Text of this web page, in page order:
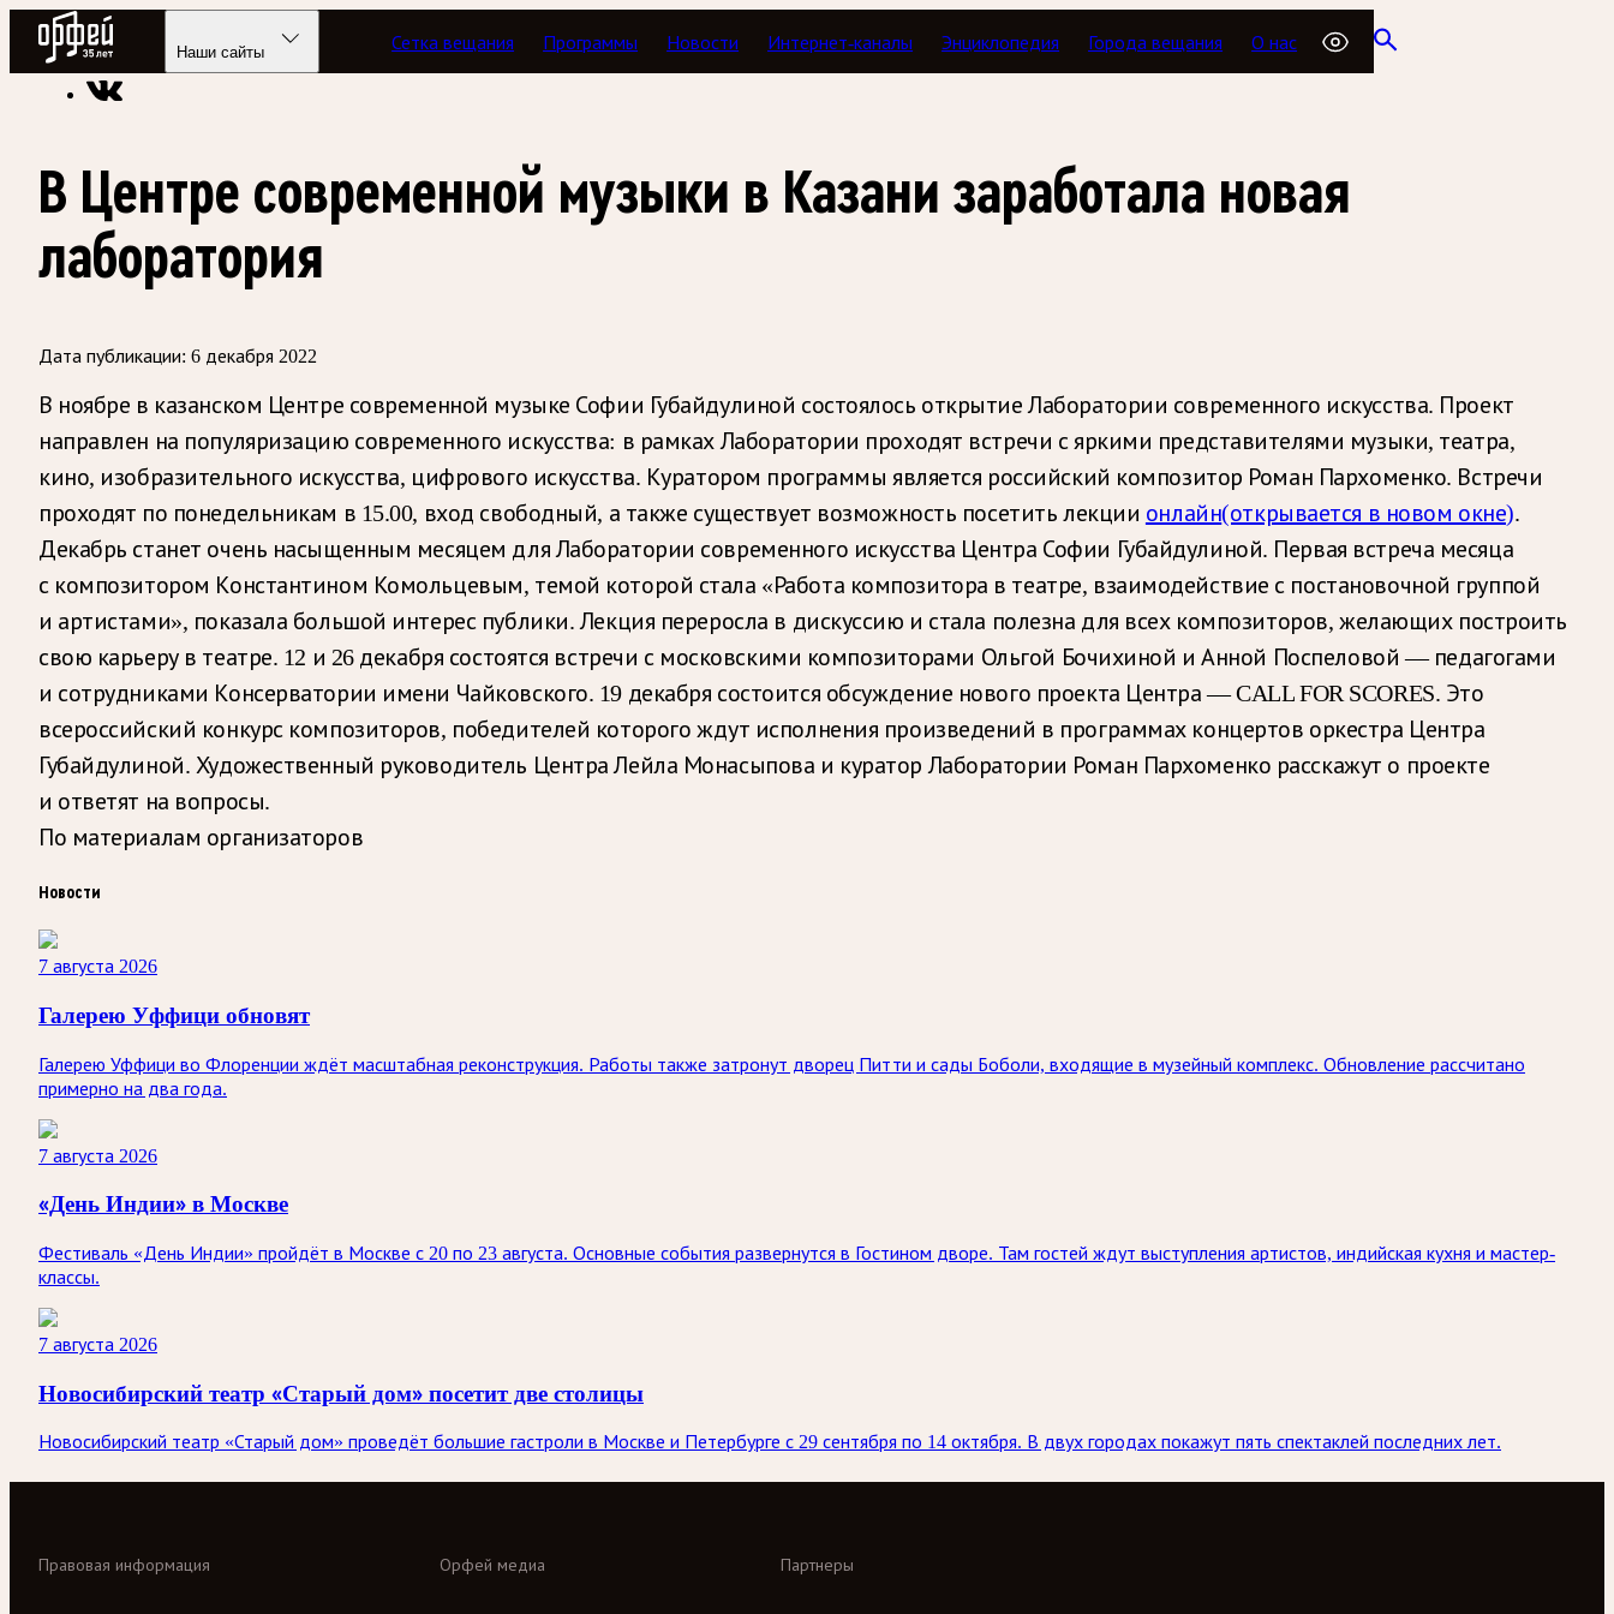
Радио Орфей
Наши сайты Сетка вещания Программы Новости Интернет-каналы Энциклопедия Города вещания О нас
Радио классической музыки «Орфей» Новости
В Центре современной музыки в Казани заработала новая
лаборатория
Дата публикации: 6 декабря 2022
В ноябре в казанском Центре современной музыке Софии Губайдулиной состоялось открытие Лаборатории современного искусства. Проект
направлен на популяризацию современного искусства: в рамках Лаборатории проходят встречи с яркими представителями музыки, театра,
кино, изобразительного искусства, цифрового искусства. Куратором программы является российский композитор Роман Пархоменко. Встречи
проходят по понедельникам в 15.00, вход свободный, а также существует возможность посетить лекции онлайн(открывается в новом окне).
Декабрь станет очень насыщенным месяцем для Лаборатории современного искусства Центра Софии Губайдулиной. Первая встреча месяца
с композитором Константином Комольцевым, темой которой стала «Работа композитора в театре, взаимодействие с постановочной группой
и артистами», показала большой интерес публики. Лекция переросла в дискуссию и стала полезна для всех композиторов, желающих построить
свою карьеру в театре. 12 и 26 декабря состоятся встречи с московскими композиторами Ольгой Бочихиной и Анной Поспеловой — педагогами
и сотрудниками Консерватории имени Чайковского. 19 декабря состоится обсуждение нового проекта Центра — CALL FOR SCORES. Это
всероссийский конкурс композиторов, победителей которого ждут исполнения произведений в программах концертов оркестра Центра
Губайдулиной. Художественный руководитель Центра Лейла Монасыпова и куратор Лаборатории Роман Пархоменко расскажут о проекте
и ответят на вопросы.
По материалам организаторов
Новости
7 августа 2026
Галерею Уффици обновят
Галерею Уффици во Флоренции ждёт масштабная реконструкция. Работы также затронут дворец Питти и сады Боболи, входящие в музейный комплекс. Обновление рассчитано
примерно на два года.
7 августа 2026
«День Индии» в Москве
Фестиваль «День Индии» пройдёт в Москве с 20 по 23 августа. Основные события развернутся в Гостином дворе. Там гостей ждут выступления артистов, индийская кухня и мастер-
классы.
7 августа 2026
Новосибирский театр «Старый дом» посетит две столицы
Новосибирский театр «Старый дом» проведёт большие гастроли в Москве и Петербурге с 29 сентября по 14 октября. В двух городах покажут пять спектаклей последних лет.
Орфей медиа Партнеры
Правовая информация